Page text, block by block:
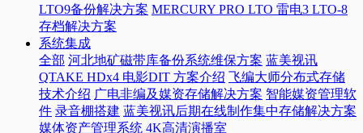
LTO9备份解决方案 MERCURY PRO LTO 雷电3 LTO-8
存档解决方案
系统集成
全部 河北地矿磁带库备份系统维保方案 蓝美视讯
QTAKE HDx4 电影DIT 方案介绍 飞编大师分布式存储
技术介绍 广电非编及媒资存储解决方案 智能媒资管理软
件 录音棚搭建 蓝美视讯后期在线制作集中存储解决方案
媒体资产管理系统 4K高清演播室